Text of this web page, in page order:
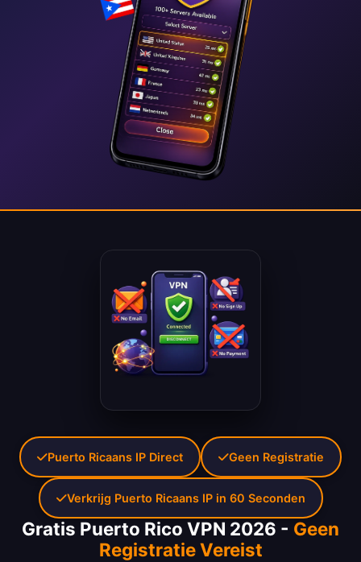
Gratis Puerto Rico VPN 2026 - Geen
Registratie Vereist
Puerto Ricaans IP Direct Geen Registratie
Verkrijg Puerto Ricaans IP in 60 Seconden